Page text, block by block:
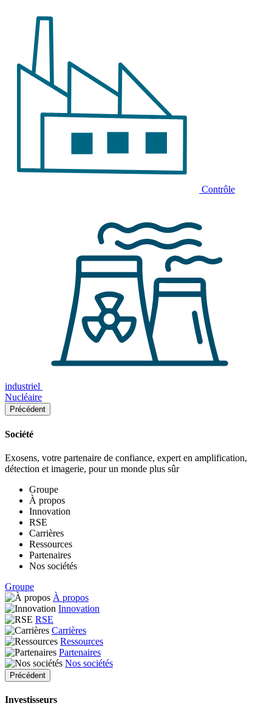
Contrôle
industriel
Nucléaire
Précédent
Société
Exosens, votre partenaire de confiance, expert en amplification,
détection et imagerie, pour un monde plus sûr
Groupe
À propos
Innovation
RSE
Carrières
Ressources
Partenaires
Nos sociétés
Groupe
À propos
Innovation
RSE
Carrières
Ressources
Partenaires
Nos sociétés
Précédent
Investisseurs